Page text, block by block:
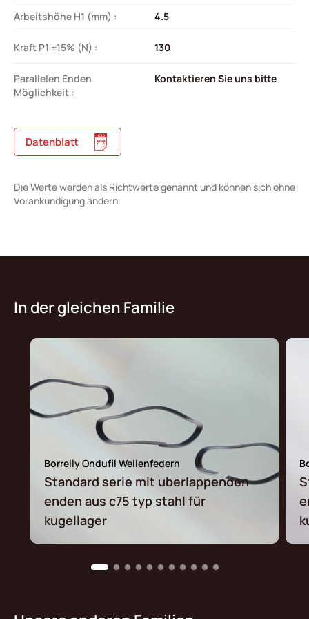
Arbeitshöhe H1 (mm) : 4.5
Kraft P1 ±15% (N) : 130
Parallelen Enden
Möglichkeit :
Kontaktieren Sie uns bitte
Datenblatt
Die Werte werden als Richtwerte genannt und können sich ohne
Vorankündigung ändern.
In der gleichen Familie
Borrelly Ondufil Wellenfedern
Standard serie mit uberlappenden
enden aus c75 typ stahl für
kugellager